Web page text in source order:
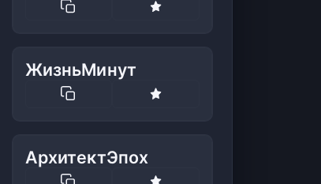
ЖизньМинут
АрхитектЭпох